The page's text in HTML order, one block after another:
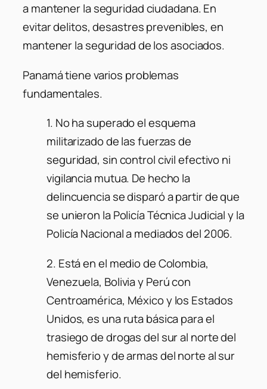
a mantener la seguridad ciudadana. En
evitar delitos, desastres prevenibles, en
mantener la seguridad de los asociados.
Panamá tiene varios problemas
fundamentales.
1. No ha superado el esquema
militarizado de las fuerzas de
seguridad, sin control civil efectivo ni
vigilancia mutua. De hecho la
delincuencia se disparó a partir de que
se unieron la Policía Técnica Judicial y la
Policía Nacional a mediados del 2006.
2. Está en el medio de Colombia,
Venezuela, Bolivia y Perú con
Centroamérica, México y los Estados
Unidos, es una ruta básica para el
trasiego de drogas del sur al norte del
hemisferio y de armas del norte al sur
del hemisferio.